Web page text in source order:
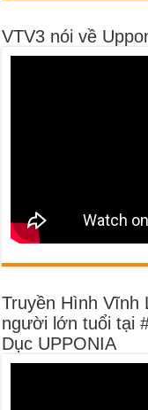
VTV3 nói về
Truyền Hình Vĩnh
người lớn tuổi tại
Dục UPPONIA